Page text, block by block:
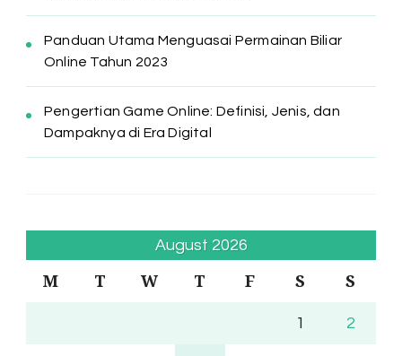
Panduan Utama Menguasai Permainan Biliar
Online Tahun 2023
Pengertian Game Online: Definisi, Jenis, dan
Dampaknya di Era Digital
August 2026
M T W T F S S
1 2